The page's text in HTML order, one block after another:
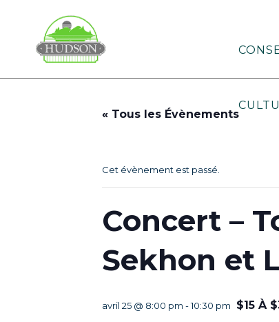
« Tous les Évènements
Cet évènement est passé.
Concert –
Sekhon et
avril 25 @ 8:00 pm -10:30 pm $15 À